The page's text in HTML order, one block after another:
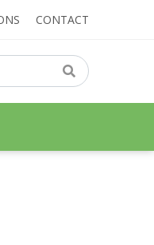
CONTACT